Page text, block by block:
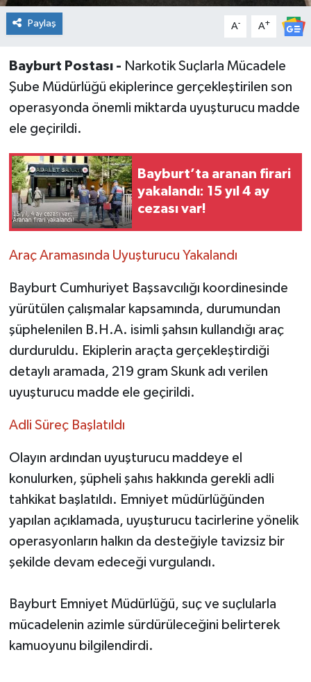
Paylaş A- A+
Bayburt Postası - Narkotik Suçlarla Mücadele
Şube Müdürlüğü ekiplerince gerçekleştirilen son
operasyonda önemli miktarda uyuşturucu madde
ele geçirildi.
Bayburt’ta aranan firari
yakalandı: 15 yıl 4 ay
cezası var!
Araç Aramasında Uyuşturucu Yakalandı
Bayburt Cumhuriyet Başsavcılığı koordinesinde
yürütülen çalışmalar kapsamında, durumundan
şüphelenilen B.H.A. isimli şahsın kullandığı araç
durduruldu. Ekiplerin araçta gerçekleştirdiği
detaylı aramada, 219 gram Skunk adı verilen
uyuşturucu madde ele geçirildi.
Adli Süreç Başlatıldı
Olayın ardından uyuşturucu maddeye el
konulurken, şüpheli şahıs hakkında gerekli adli
tahkikat başlatıldı. Emniyet müdürlüğünden
yapılan açıklamada, uyuşturucu tacirlerine yönelik
operasyonların halkın da desteğiyle tavizsiz bir
şekilde devam edeceği vurgulandı.
Bayburt Emniyet Müdürlüğü, suç ve suçlularla
mücadelenin azimle sürdürüleceğini belirterek
kamuoyunu bilgilendirdi.